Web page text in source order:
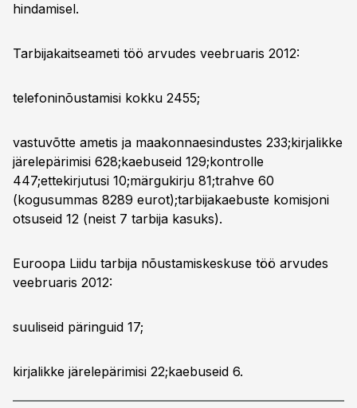
hindamisel.
Tarbijakaitseameti töö arvudes veebruaris 2012:
telefoninõustamisi kokku 2455;
vastuvõtte ametis ja maakonnaesindustes 233;kirjalikke
järelepärimisi 628;kaebuseid 129;kontrolle
447;ettekirjutusi 10;märgukirju 81;trahve 60
(kogusummas 8289 eurot);tarbijakaebuste komisjoni
otsuseid 12 (neist 7 tarbija kasuks).
Euroopa Liidu tarbija nõustamiskeskuse töö arvudes
veebruaris 2012:
suuliseid päringuid 17;
kirjalikke järelepärimisi 22;kaebuseid 6.